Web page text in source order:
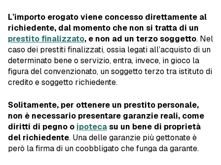
L’importo erogato viene concesso direttamente al
richiedente, dal momento che non si tratta di un
prestito finalizzato, e non ad un terzo soggetto. Nel
caso dei prestiti finalizzati, ossia legati all’acquisto di un
determinato bene o servizio, entra, invece, in gioco la
figura del convenzionato, un soggetto terzo tra istituto di
credito e soggetto richiedente.
Solitamente, per ottenere un prestito personale,
non è necessario presentare garanzie reali, come
diritti di pegno o ipotecasu un bene di proprietà
del richiedente. Una delle garanzie più gettonate è
però la firma di un coobbligato che funga da garante.